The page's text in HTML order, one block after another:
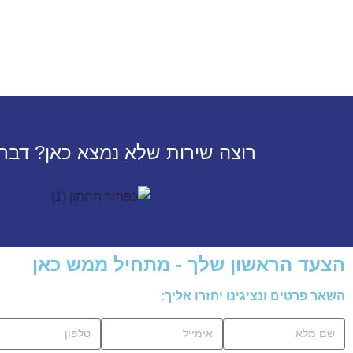
רוצה שירות שלא נמצא כאן? דבר
הצעד הראשון שלך - מתחיל ממש כאן
השאר פרטים ונציגינו יחזרו אליך: